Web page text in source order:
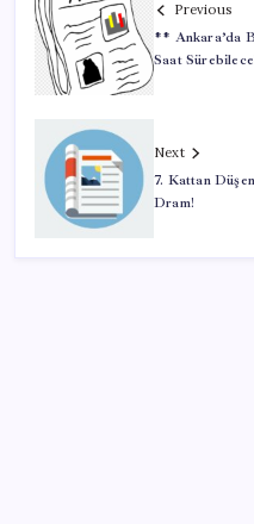
Previous
** Ankara’da
Saat
Next
7. Kattan
Dram!